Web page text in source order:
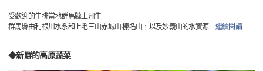
受歡迎的牛排當地群馬縣上州牛
群馬縣由利根川水系和上毛三山赤城山 榛名山，以及妙義山的水資源…繼續閱讀
◆新鮮的高原蔬菜